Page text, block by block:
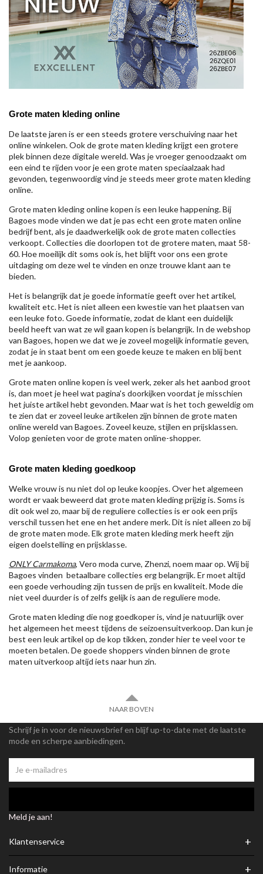
Grote maten kleding online
De laatste jaren is er een steeds grotere verschuiving naar het
online winkelen. Ook de grote maten kleding krijgt een grotere
plek binnen deze digitale wereld. Was je vroeger genoodzaakt om
een eind te rijden voor je een grote maten speciaalzaak had
gevonden, tegenwoordig vind je steeds meer grote maten kleding
online.
Grote maten kleding online kopen is een leuke happening. Bij
Bagoes mode vinden we dat je pas echt een grote maten online
bedrijf bent, als je daadwerkelijk ook de grote maten collecties
verkoopt. Collecties die doorlopen tot de grotere maten, maat 58-
60. Hoe moeilijk dit soms ook is, het blijft voor ons een grote
uitdaging om deze wel te vinden en onze trouwe klant aan te
bieden.
Het is belangrijk dat je goede informatie geeft over het artikel,
kwaliteit etc. Het is niet alleen een kwestie van het plaatsen van
een leuke foto. Goede informatie, zodat de klant een duidelijk
beeld heeft van wat ze wil gaan kopen is belangrijk. In de webshop
van Bagoes, hopen we dat we je zoveel mogelijk informatie geven,
zodat je in staat bent om een goede keuze te maken en blij bent
met je aankoop.
Grote maten online kopen is veel werk, zeker als het aanbod groot
is, dan moet je heel wat pagina's doorkijken voordat je misschien
het juiste artikel hebt gevonden. Maar wat is het toch geweldig om
te zien dat er zoveel leuke artikelen zijn binnen de grote maten
online wereld van Bagoes. Zoveel keuze, stijlen en prijsklassen.
Volop genieten voor de grote maten online-shopper.
Grote maten kleding goedkoop
Welke vrouw is nu niet dol op leuke koopjes. Over het algemeen
wordt er vaak beweerd dat grote maten kleding prijzig is. Soms is
dit ook wel zo, maar bij de reguliere collecties is er ook een prijs
verschil tussen het ene en het andere merk. Dit is niet alleen zo bij
de grote maten mode. Elk grote maten kleding merk heeft zijn
eigen doelstelling en prijsklasse.
ONLY Carmakoma, Vero moda curve, Zhenzi, noem maar op. Wij bij
Bagoes vinden betaalbare collecties erg belangrijk. Er moet altijd
een goede verhouding zijn tussen de prijs en kwaliteit. Mode die
niet veel duurder is of zelfs gelijk is aan de reguliere mode.
Grote maten kleding die nog goedkoper is, vind je natuurlijk over
het algemeen het meest tijdens de seizoensuitverkoop. Dan kun je
best een leuk artikel op de kop tikken, zonder hier te veel voor te
moeten betalen. De goede shoppers vinden binnen de grote
maten uitverkoop altijd iets naar hun zin.
NAAR BOVEN
Schrijf je in voor de nieuwsbrief en blijf up-to-date met de laatste
mode en scherpe aanbiedingen.
Meld je aan!
Klantenservice +
Informatie +